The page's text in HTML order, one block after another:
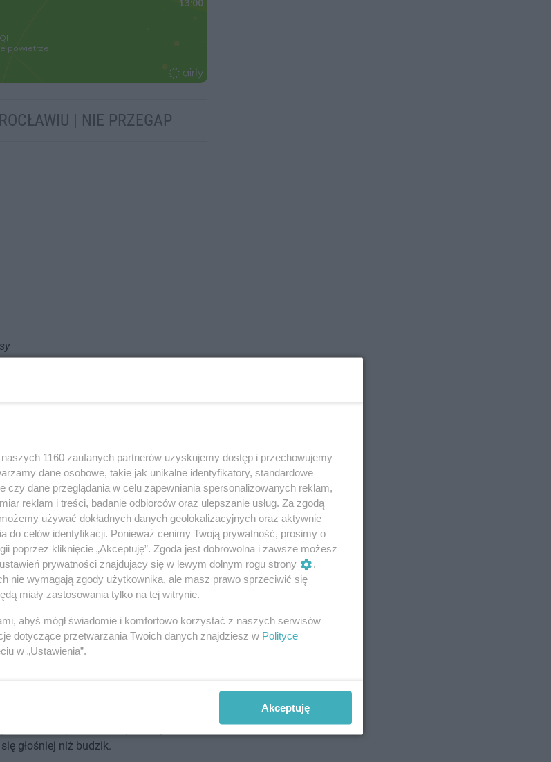
| NIE PRZEGAP
narady na drzewie przy ulicy Solnej.
kto dziś odpowiada za poranny koncert.
głośniej niż budzik.
1160 zaufanych partnerów uzyskujemy dostęp i przechowujemy
dane osobowe, takie jak unikalne identyfikatory, standardowe
czy dane przeglądania w celu zapewniania spersonalizowanych reklam,
reklam i treści, badanie odbiorców oraz ulepszanie usług. Za zgodą
używać dokładnych danych geolokalizacyjnych oraz aktywnie
do celów identyfikacji. Ponieważ cenimy Twoją prywatność, prosimy o
poprzez kliknięcie „Akceptuję”. Zgoda jest dobrowolna i zawsze możesz
prywatności znajdujący się w lewym dolnym rogu strony
.
nie wymagają zgody użytkownika, ale masz prawo sprzeciwić się
miały zastosowania tylko na tej witrynie.
abyś mógł świadomie i komfortowo korzystać z naszych serwisów
dotyczące przetwarzania Twoich danych znajdziesz w Polityce
w „Ustawienia”.
Akceptuję